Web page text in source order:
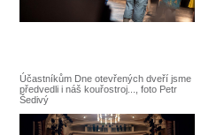
Účastníkům Dne otevřených dveří jsme
předvedli i náš kouřostroj..., foto Petr
Šedivý